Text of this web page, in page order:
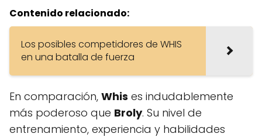
Contenido relacionado:
Los posibles competidores de WHIS
en una batalla de fuerza
En comparación, Whis es indudablemente
más poderoso que Broly. Su nivel de
entrenamiento, experiencia y habilidades